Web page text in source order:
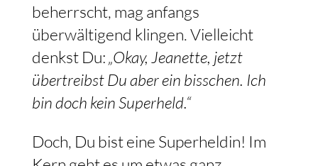
beherrscht, mag anfangs
überwältigend klingen. Vielleicht
denkst Du:„Okay, Jeanette, jetzt
übertreibst Du aber ein bisschen. Ich
bin doch kein Superheld.“
Doch, Du bist eine Superheldin! Im